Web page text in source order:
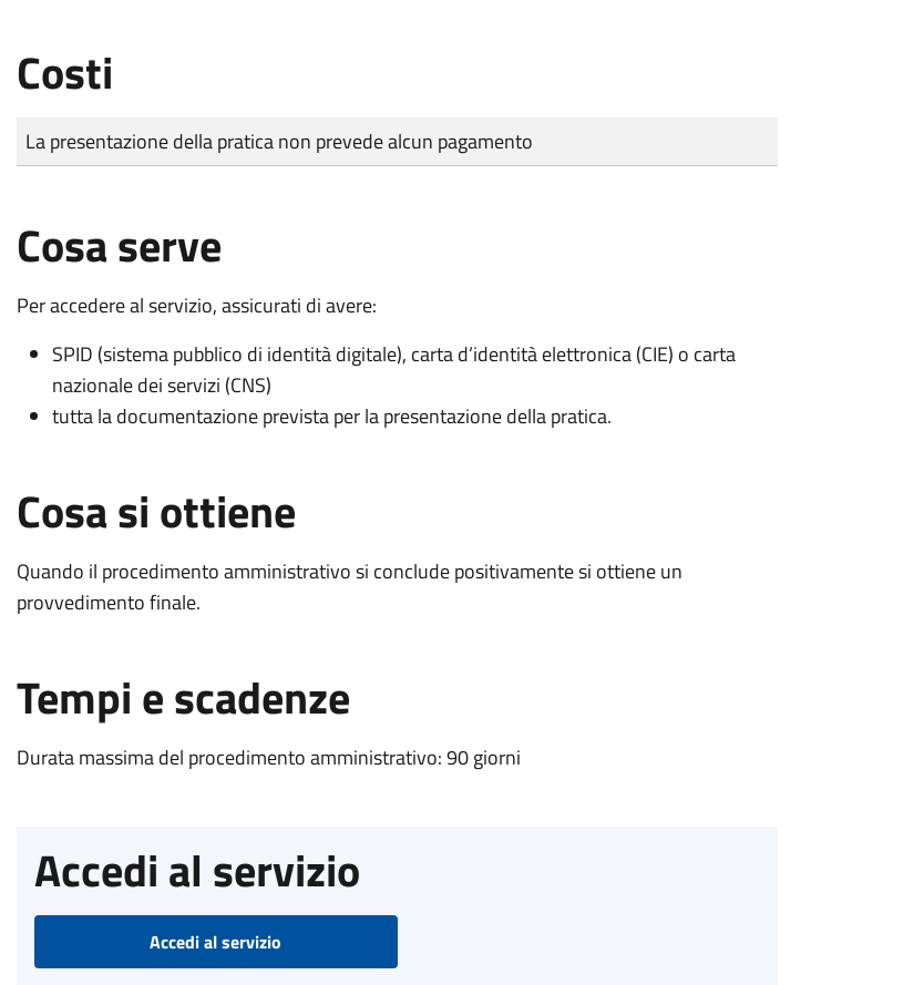
Costi
Tipo di pagamento
Importo
La presentazione della pratica non prevede alcun pagamento
Cosa serve
Per accedere al servizio, assicurati di avere:
SPID (sistema pubblico di identità digitale), carta d’identità elettronica (CIE) o carta
nazionale dei servizi (CNS)
tutta la documentazione prevista per la presentazione della pratica.
Cosa si ottiene
Quando il procedimento amministrativo si conclude positivamente si ottiene un
provvedimento finale.
Tempi e scadenze
Durata massima del procedimento amministrativo: 90 giorni
Accedi al servizio
Accedi al servizio